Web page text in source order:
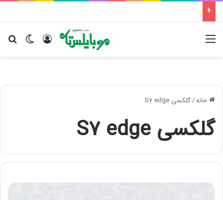
تغییر ورود
خانه/گلکسی S7 edge
گلکسی S7 edge